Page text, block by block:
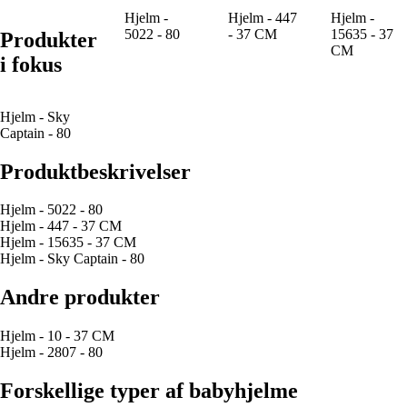
Produkter
i fokus
Hjelm -
5022 - 80
Hjelm - 447
- 37 CM
Hjelm -
15635 - 37
CM
Hjelm - Sky
Captain - 80
Produktbeskrivelser
Hjelm - 5022 - 80
Hjelm - 447 - 37 CM
Hjelm - 15635 - 37 CM
Hjelm - Sky Captain - 80
Andre produkter
Hjelm - 10 - 37 CM
Hjelm - 2807 - 80
Forskellige typer af babyhjelme